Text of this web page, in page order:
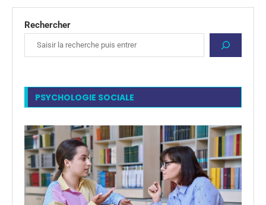
Rechercher
PSYCHOLOGIE SOCIALE